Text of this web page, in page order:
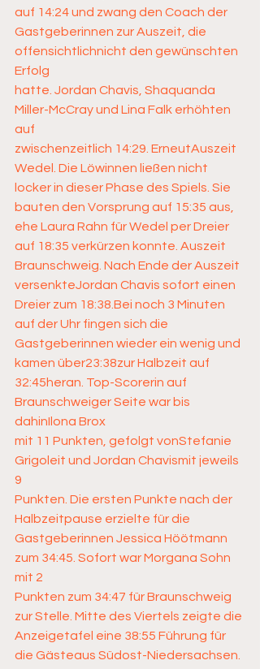
auf 14:24 und zwang den Coach der
Gastgeberinnen zur Auszeit, die
offensichtlichnicht den gewünschten
Erfolg
hatte. Jordan Chavis, Shaquanda
Miller-McCray und Lina Falk erhöhten
auf
zwischenzeitlich 14:29. ErneutAuszeit
Wedel. Die Löwinnen ließen nicht
locker in dieser Phase des Spiels. Sie
bauten den Vorsprung auf 15:35 aus,
ehe Laura Rahn für Wedel per Dreier
auf 18:35 verkürzen konnte. Auszeit
Braunschweig. Nach Ende der Auszeit
versenkteJordan Chavis sofort einen
Dreier zum 18:38.Bei noch 3 Minuten
auf der Uhr fingen sich die
Gastgeberinnen wieder ein wenig und
kamen über23:38zur Halbzeit auf
32:45heran. Top-Scorerin auf
Braunschweiger Seite war bis
dahinIlona Brox
mit 11 Punkten, gefolgt vonStefanie
Grigoleit und Jordan Chavismit jeweils
9
Punkten. Die ersten Punkte nach der
Halbzeitpause erzielte für die
Gastgeberinnen Jessica Höötmann
zum 34:45. Sofort war Morgana Sohn
mit 2
Punkten zum 34:47 für Braunschweig
zur Stelle. Mitte des Viertels zeigte die
Anzeigetafel eine 38:55 Führung für
die Gästeaus Südost-Niedersachsen.